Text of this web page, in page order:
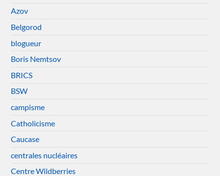
Azov
Belgorod
blogueur
Boris Nemtsov
BRICS
BSW
campisme
Catholicisme
Caucase
centrales nucléaires
Centre Wildberries